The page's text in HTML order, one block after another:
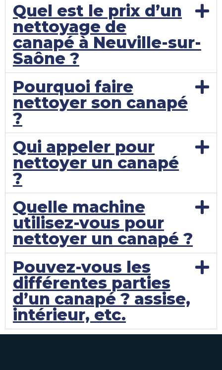
Quel est le prix d’un
nettoyage de
canapé à Neuville-sur-
Saône ?
Pourquoi faire
nettoyer son canapé
?
Qui appeler pour
nettoyer un canapé
?
Quelle machine
utilisez-vous pour
nettoyer un canapé ?
Pouvez-vous les
différentes parties
d’un canapé ? assise,
intérieur, etc.